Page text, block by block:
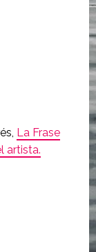
La Frase
artista.